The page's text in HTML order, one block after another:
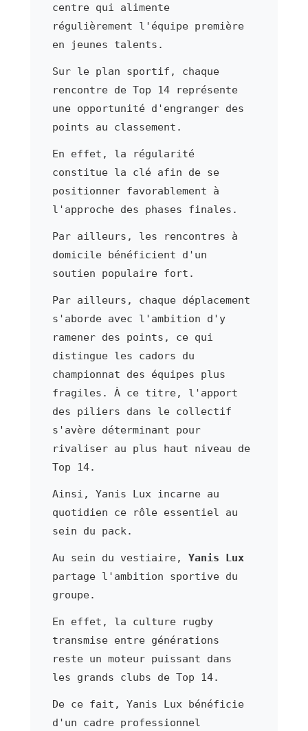
centre qui alimente
régulièrement l'équipe première
en jeunes talents.
Sur le plan sportif, chaque
rencontre de Top 14 représente
une opportunité d'engranger des
points au classement.
En effet, la régularité
constitue la clé afin de se
positionner favorablement à
l'approche des phases finales.
Par ailleurs, les rencontres à
domicile bénéficient d'un
soutien populaire fort.
Par ailleurs, chaque déplacement
s'aborde avec l'ambition d'y
ramener des points, ce qui
distingue les cadors du
championnat des équipes plus
fragiles. À ce titre, l'apport
des piliers dans le collectif
s'avère déterminant pour
rivaliser au plus haut niveau de
Top 14.
Ainsi, Yanis Lux incarne au
quotidien ce rôle essentiel au
sein du pack.
Au sein du vestiaire, Yanis Lux
partage l'ambition sportive du
groupe.
En effet, la culture rugby
transmise entre générations
reste un moteur puissant dans
les grands clubs de Top 14.
De ce fait, Yanis Lux bénéficie
d'un cadre professionnel